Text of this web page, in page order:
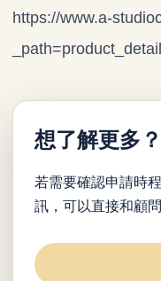
https://www.a-
想了解更多？
若需要確認申請時
訊，可以直接和顧問